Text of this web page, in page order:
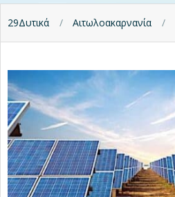
29Δυτικά Αιτωλοακαρνανία